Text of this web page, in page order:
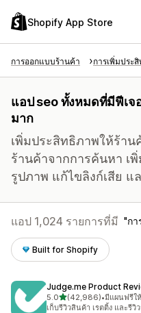
Shopify App Store
การออกแบบร้านค้า การเพิ่มประ
แอป seo ทั้งหมดที่มีฟีเจ
มาก
เพิ่มประสิทธิภาพให้ร้า
ร้านค้าจากการค้นหา เ
รูปภาพ แก้ไขลิงก์เสีย แ
แอป 1,024 รายการที่มี ก
Built for Shopify
Judge.me Product
5.0เต็ม 5 ดาว
(42,986)
ทั้งหมด 42986 รีวิว
•มีแผนฟรีใ
เก็บรีวิวสินค้า เรตติ้ง และรี